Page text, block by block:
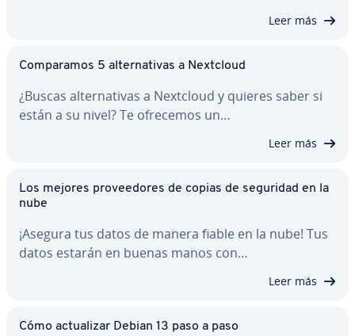
Leer más
Co­m­pa­ra­mos 5 al­te­r­na­ti­vas a Nextcloud
¿Buscas al­te­r­na­ti­vas a Nextcloud y quieres saber si
están a su nivel? Te ofrecemos un…
Leer más
Los mejores pro­vee­do­res de copias de seguridad en la
nube
¡Asegura tus datos de manera fiable en la nube! Tus
datos estarán en buenas manos con…
Leer más
Cómo ac­tua­li­zar Debian 13 paso a paso